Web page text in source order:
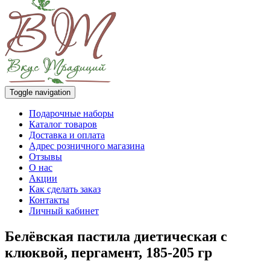
Toggle navigation
Подарочные наборы
Каталог товаров
Доставка и оплата
Адрес розничного магазина
Отзывы
О нас
Акции
Как сделать заказ
Контакты
Личный кабинет
Белёвская пастила диетическая с
клюквой, пергамент, 185-205 гр